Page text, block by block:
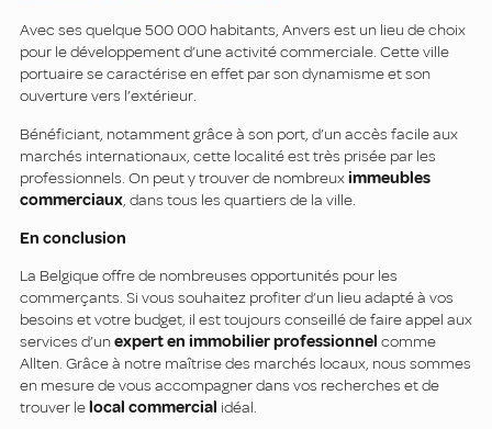
Avec ses quelque 500 000 habitants, Anvers est un lieu de choix
pour le développement d’une activité commerciale. Cette ville
portuaire se caractérise en effet par son dynamisme et son
ouverture vers l’extérieur.
Bénéficiant, notamment grâce à son port, d’un accès facile aux
marchés internationaux, cette localité est très prisée par les
professionnels. On peut y trouver de nombreuximmeubles
commerciaux, dans tous les quartiers de la ville.
En conclusion
La Belgique offre de nombreuses opportunités pour les
commerçants. Si vous souhaitez profiter d’un lieu adapté à vos
besoins et votre budget, il est toujours conseillé de faire appel aux
services d’unexpert en immobilier professionnel comme
Allten. Grâce à notre maîtrise des marchés locaux, nous sommes
en mesure de vous accompagner dans vos recherches et de
trouver le local commercial idéal.